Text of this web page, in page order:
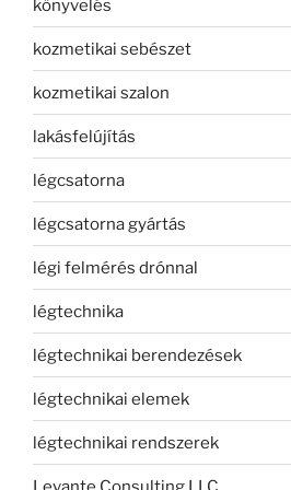
könyvelés
kozmetikai sebészet
kozmetikai szalon
lakásfelújítás
légcsatorna
légcsatorna gyártás
légi felmérés drónnal
légtechnika
légtechnikai berendezések
légtechnikai elemek
légtechnikai rendszerek